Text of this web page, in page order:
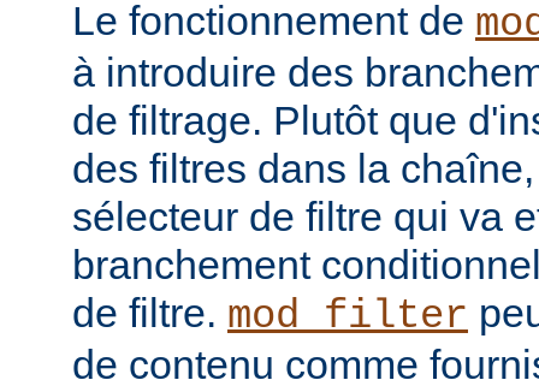
Le fonctionnement de
à introduire des
de filtrage. Plutôt que
des filtres dans la
sélecteur de filtre qui va
branchement
de filtre. mod_filter
de contenu comme